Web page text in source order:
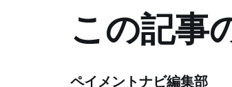
この記事
ペイメントナビ編集部